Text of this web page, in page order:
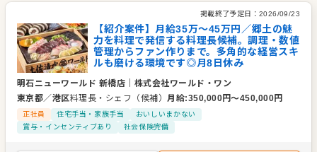
ー企画ができる自由度の高い環境があり、スタッフ一人ひとり
の「やってみたい」がカタチになる風土も魅力です。成長意欲
を持ち、裁量ある仕事に挑戦したい方には、多くのチャンスが
広がっています。
企業情報
業種／業態
創作・ダイニング、居酒屋、食品・小売・流通、居酒屋、バ
ール・バー、和食全般、その他、創作・ダイニング、焼肉、
串カツ・串揚げ、ステーキ・鉄板焼、農林水産関連、食品・
掲載終了予定日： 2026/09/23
【紹介案件】月給35万～45万円／郷土の魅
力を料理で発信する料理長候補。調理・数値
管理からファン作りまで。多角的な経営スキ
ルも磨ける環境です◎月8日休み
明石ニューワールド 新橋店
株式会社ワールド・ワン
東京都／港区料理長・シェフ（候補） 月給:350,000円〜450,000円
正社員 住宅手当・家族手当
おいしいまかない
賞与・インセンティブあり
社会保険完備